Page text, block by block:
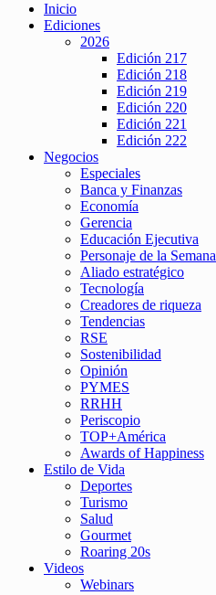
Inicio
Ediciones
2026
Edición 217
Edición 218
Edición 219
Edición 220
Edición 221
Edición 222
Negocios
Especiales
Banca y Finanzas
Economía
Gerencia
Educación Ejecutiva
Personaje de la Semana
Aliado estratégico
Tecnología
Creadores de riqueza
Tendencias
RSE
Sostenibilidad
Opinión
PYMES
RRHH
Periscopio
TOP+América
Awards of Happiness
Estilo de Vida
Deportes
Turismo
Salud
Gourmet
Roaring 20s
Videos
Webinars